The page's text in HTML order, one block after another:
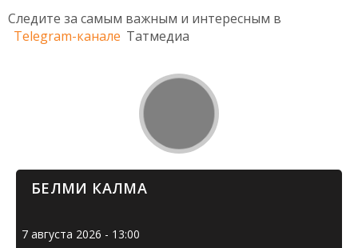
Следите за самым важным и интересным в
Telegram-канале Татмедиа
БЕЛМИ КАЛМА
7 августа 2026 - 13:00